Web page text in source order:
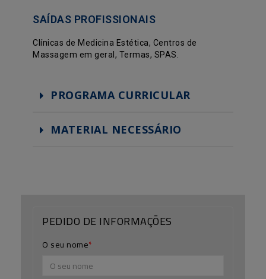
SAÍDAS PROFISSIONAIS
Clínicas de Medicina Estética, Centros de
Massagem em geral, Termas, SPAS.
PROGRAMA CURRICULAR
MATERIAL NECESSÁRIO
PEDIDO DE INFORMAÇÕES
O seu nome